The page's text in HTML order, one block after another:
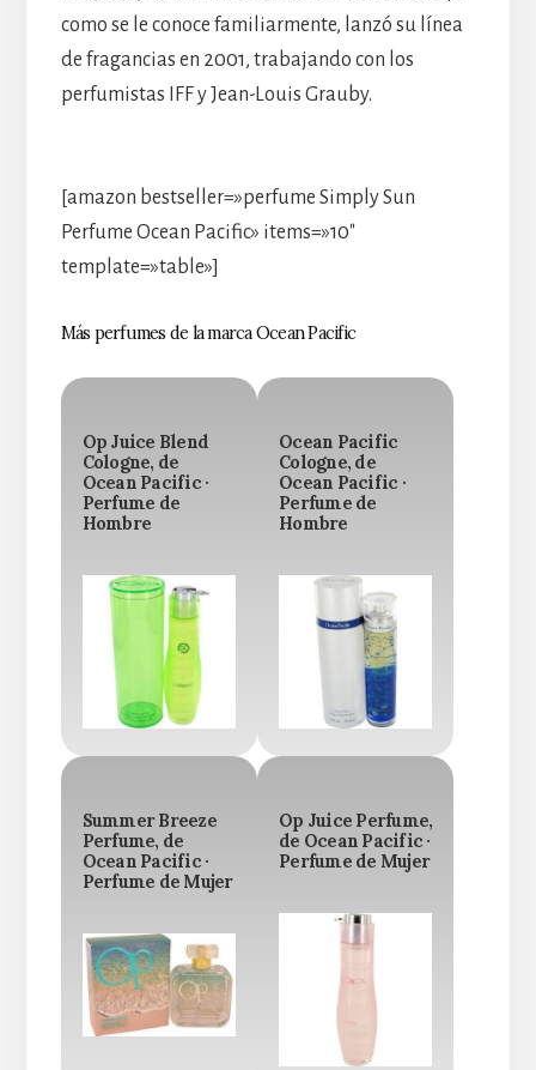
como se le conoce familiarmente, lanzó su línea
de fragancias en 2001, trabajando con los
perfumistas IFF y Jean-Louis Grauby.
[amazon bestseller=»perfume Simply Sun
Perfume Ocean Pacific» items=»10″
template=»table»]
Más perfumes de la marca Ocean Pacific
Op Juice Blend
Cologne, de
Ocean Pacific ·
Perfume de
Hombre
Ocean Pacific
Cologne, de
Ocean Pacific ·
Perfume de
Hombre
Summer Breeze
Perfume, de
Ocean Pacific ·
Perfume de Mujer
Op Juice Perfume,
de Ocean Pacific ·
Perfume de Mujer